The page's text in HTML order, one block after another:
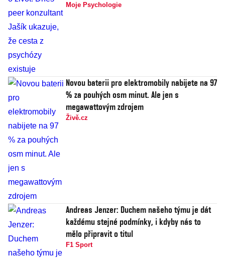
Moje Psychologie
Novou baterii pro elektromobily nabijete na 97
% za pouhých osm minut. Ale jen s
megawattovým zdrojem
Živě.cz
Andreas Jenzer: Duchem našeho týmu je dát
každému stejné podmínky, i kdyby nás to
mělo připravit o titul
F1 Sport